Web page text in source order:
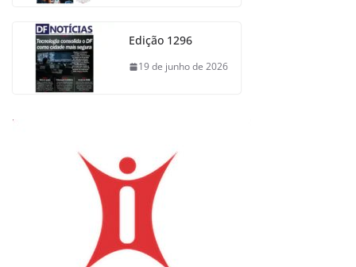
Edição 1296
19 de junho de 2026